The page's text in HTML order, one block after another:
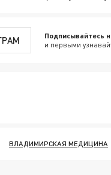
Подписывайтесь
и первыми
ВЛАДИМИРСКАЯ МЕДИЦИНА